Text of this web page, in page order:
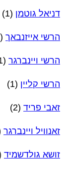
דניאל גוטמן (1)
הרשי אייזנבאך (8)
הרשי ויינברגר (1)
הרשי קליין (1)
זאבי פריד (2)
זאנוויל ויינברגר
זושא גולדשמיד